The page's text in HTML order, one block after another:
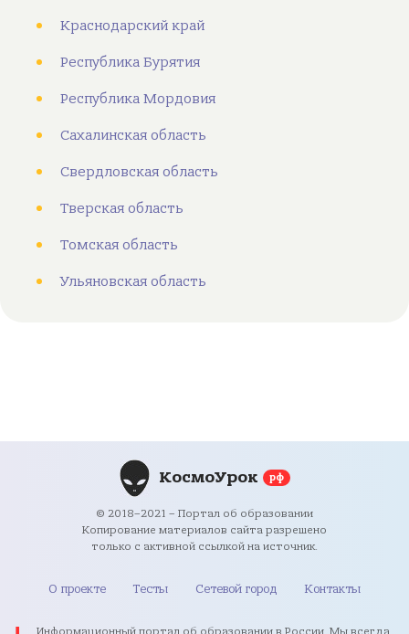
Краснодарский край
Республика Бурятия
Республика Мордовия
Сахалинская область
Свердловская область
Тверская область
Томская область
Ульяновская область
КосмоУрок рф
© 2018–2021 – Портал об образовании
Копирование материалов сайта разрешено
только с активной ссылкой на источник.
О проекте Тесты Сетевой город Контакты
Информационный портал об образовании в России. Мы всегда